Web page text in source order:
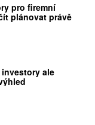
pro firemní
plánovat právě
ale